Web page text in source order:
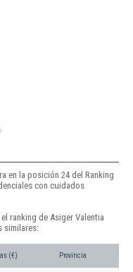
en la posición 24 del Ranking
con cuidados
ranking de Asiger Valentia
similares:
(€) Provincia